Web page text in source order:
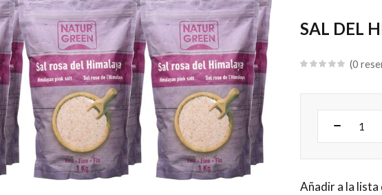
SAL DEL
0
Añadir a la lista